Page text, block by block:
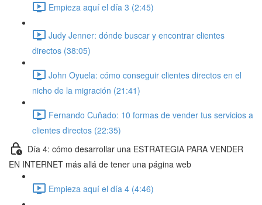
Empieza aquí el día 3 (2:45)
Judy Jenner: dónde buscar y encontrar clientes
directos (38:05)
John Oyuela: cómo conseguir clientes directos en el
nicho de la migración (21:41)
Fernando Cuñado: 10 formas de vender tus servicios a
clientes directos (22:35)
Día 4: cómo desarrollar una ESTRATEGIA PARA VENDER
EN INTERNET más allá de tener una página web
Empieza aquí el día 4 (4:46)